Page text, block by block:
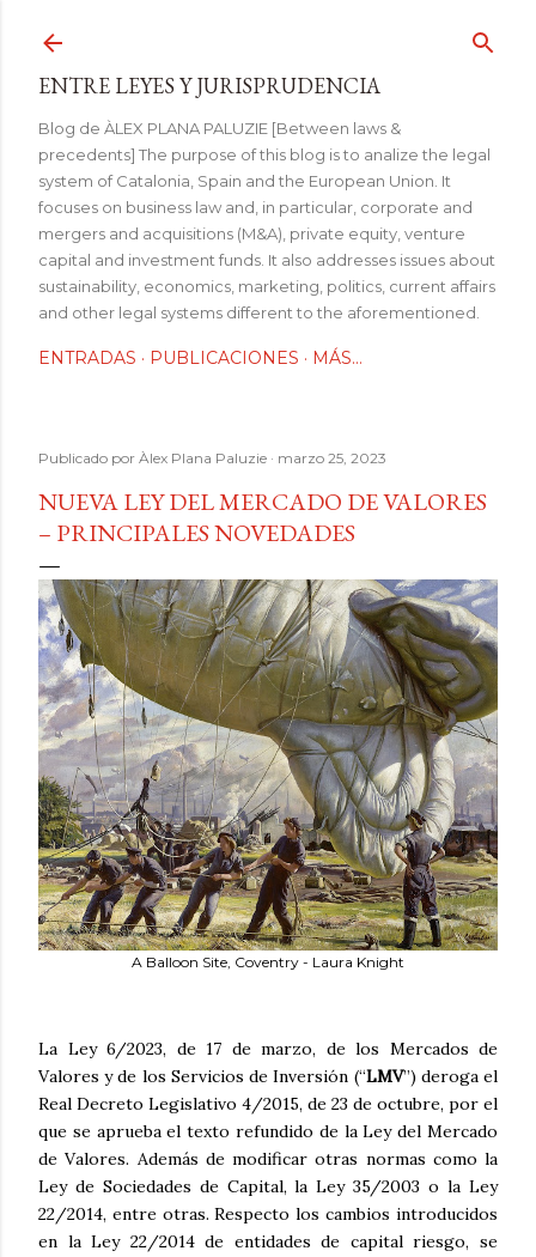
ENTRE LEYES Y JURISPRUDENCIA
Blog de ÀLEX PLANA PALUZIE [Between laws &
precedents] The purpose of this blog is to analize the legal
system of Catalonia, Spain and the European Union. It
focuses on business law and, in particular, corporate and
mergers and acquisitions (M&A), private equity, venture
capital and investment funds. It also addresses issues about
sustainability, economics, marketing, politics, current affairs
and other legal systems different to the aforementioned.
ENTRADAS PUBLICACIONES MÁS…
Publicado por Àlex Plana Paluzie marzo 25, 2023
NUEVA LEY DEL MERCADO DE VALORES
– PRINCIPALES NOVEDADES
A Balloon Site, Coventry - Laura Knight
La Ley 6/2023, de 17 de marzo, de los Mercados de
Valores y de los Servicios de Inversión (“LMV”) deroga el
Real Decreto Legislativo 4/2015, de 23 de octubre, por el
que se aprueba el texto refundido de la Ley del Mercado
de Valores. Además de modificar otras normas como la
Ley de Sociedades de Capital, la Ley 35/2003 o la Ley
22/2014, entre otras. Respecto los cambios introducidos
en la Ley 22/2014 de entidades de capital riesgo, se